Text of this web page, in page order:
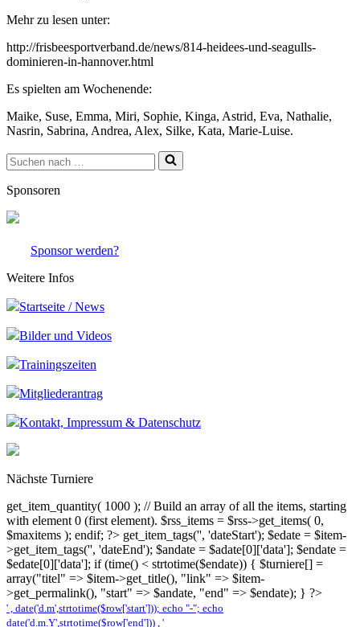
Mehr zu lesen unter:
http://frisbeesportverband.de/news/814-heidees-und-seagulls-
dominieren-in-hannover.html
Es spielten am Wochenende:
Maike, Suse, Emma, Miri, Sophie, Kinga, Astrid, Eva, Nathalie,
Nasrin, Sabrina, Andrea, Alex, Silke, Kata, Marie-Luise.
Suchen
nach …
Sponsoren
Sponsor werden?
Weitere Infos
Startseite / News
Bilder und Videos
Trainingszeiten
Mitgliederantrag
Kontakt, Impressum & Datenschutz
Nächste Turniere
get_item_quantity( 1000 ); // Build an array of all the items, starting
with element 0 (first element). $rss_items = $rss->get_items( 0,
$maxitems ); endif; ?> get_item_tags('', 'dateStart'); $edate = $item-
>get_item_tags('', 'dateEnd'); $andate = $adate[0]['data']; $endate =
$edate[0]['data']; if (time() < strtotime($endate)) { $turniere[] =
array("titel" => $item->get_title(), "link" => $item-
>get_permalink(), "start" => $andate, "end" => $endate); } ?>
' , date('d.m',strtotime($row['start'])); echo "-"; echo
date('d.m.Y',strtotime($row['end'])) , '